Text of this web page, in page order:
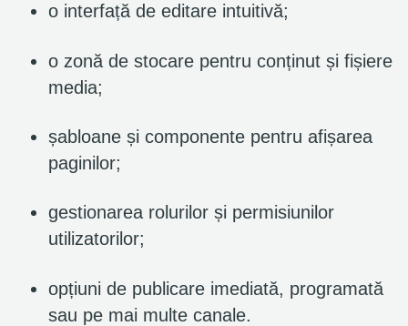
o interfață de editare intuitivă;
o zonă de stocare pentru conținut și fișiere
media;
șabloane și componente pentru afișarea
paginilor;
gestionarea rolurilor și permisiunilor
utilizatorilor;
opțiuni de publicare imediată, programată
sau pe mai multe canale.